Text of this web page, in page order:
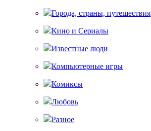
Города, страны, путешествия
Кино и Сериалы
Известные люди
Компьютерные игры
Комиксы
Любовь
Разное